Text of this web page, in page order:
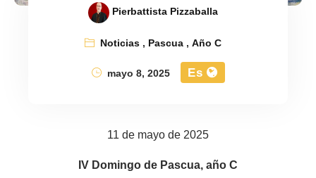
Pierbattista Pizzaballa
Noticias, Pascua,Año C
mayo 8, 2025
Es
11 de mayo de 2025
IV Domingo de Pascua, año C